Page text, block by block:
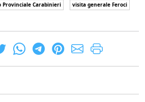
Provinciale Carabinieri
visita generale Feroci